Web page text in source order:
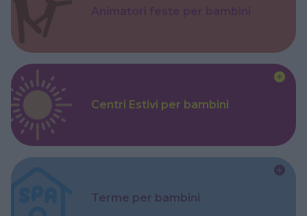
Centri Estivi per bambini
Terme per bambini